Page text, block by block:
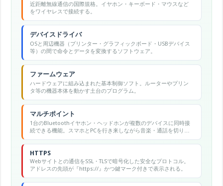
近距離無線通信の国際規格。イヤホン・キーボード・マウスなど
をワイヤレスで接続する。
デバイスドライバ
OSと周辺機器（プリンター・グラフィックボード・USBデバイス
等）の間で命令とデータを変換するソフトウェア。
ファームウェア
ハードウェアに組み込まれた基本制御ソフト。ルーターやプリン
タ等の機器本体を動かす土台のプログラム。
マルチポイント
1台のBluetoothイヤホン・ヘッドホンが複数のデバイスに同時接
続できる機能。スマホとPCを行き来しながら音楽・通話を切り替
えられます。
HTTPS
Webサイトとの通信をSSL・TLSで暗号化した安全なプロトコル。
アドレスの先頭が『https://』かつ鍵マーク付きで表示される。